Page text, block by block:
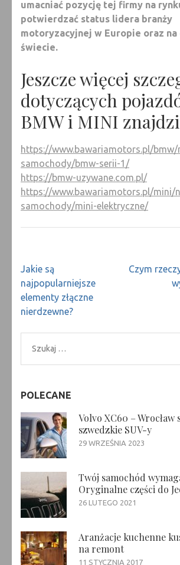
umacniać pozycję tej firmy na
potwierdzać status lidera branży
motoryzacyjnej w Europie oraz na
świecie.
Jeszcze więcej
dotyczących
BMW i MINI
https://www.bawariamotors.pl/bmw/
samochody/bmw-serii-1/
https://bmw-uzywane.com.pl/
https://www.bawariamotors.pl/mini/
samochody/mini-elektryczne/
Nawigacja
wpisu
Jakie są
najpopularniejsze
elementy złączne
nierdzewne?
Czym
Szukaj:
POLECANE
Volvo XC60 – Wrocław
szwedzkie SUV-y
29 WRZEŚNIA 2023
Twój samochód
Oryginalne części do
26 LUTEGO 2021
Aranżacje kuchenne
na remont
11 STYCZNIA 2017